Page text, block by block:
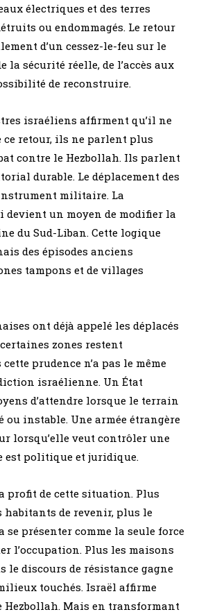
électriques et des terres
ou endommagés. Le retour
d’un cessez-le-feu sur le
la sécurité réelle, de l’accès aux
de reconstruire.
israéliens affirment qu’il ne
ce retour, ils ne parlent plus
contre le Hezbollah. Ils parlent
durable. Le déplacement des
militaire. La
devient un moyen de modifier la
du Sud-Liban. Cette logique
des épisodes anciens
tampons et de villages
ont déjà appelé les déplacés
zones restent
prudence n’a pas le même
israélienne. Un État
d’attendre lorsque le terrain
ou instable. Une armée étrangère
lorsqu’elle veut contrôler une
est politique et juridique.
profit de cette situation. Plus
habitants de revenir, plus le
se présenter comme la seule force
l’occupation. Plus les maisons
le discours de résistance gagne
touchés. Israël affirme
Mais en transformant